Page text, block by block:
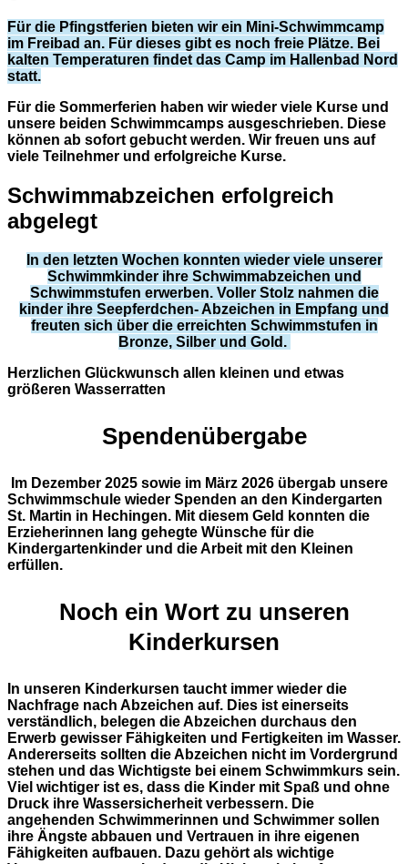
Für die Pfingstferien bieten wir ein Mini-Schwimmcamp
im Freibad an. Für dieses gibt es noch freie Plätze. Bei
kalten Temperaturen findet das Camp im Hallenbad Nord
statt.
Für die Sommerferien haben wir wieder viele Kurse und
unsere beiden Schwimmcamps ausgeschrieben. Diese
können ab sofort gebucht werden. Wir freuen uns auf
viele Teilnehmer und erfolgreiche Kurse.
Schwimmabzeichen erfolgreich
abgelegt
In den letzten Wochen konnten wieder viele unserer
Schwimmkinder ihre Schwimmabzeichen und
Schwimmstufen erwerben. Voller Stolz nahmen die
kinder ihre Seepferdchen- Abzeichen in Empfang und
freuten sich über die erreichten Schwimmstufen in
Bronze, Silber und Gold.
Herzlichen Glückwunsch allen kleinen und etwas
größeren Wasserratten
Spendenübergabe
Im Dezember 2025 sowie im März 2026 übergab unsere
Schwimmschule wieder Spenden an den Kindergarten
St. Martin in Hechingen. Mit diesem Geld konnten die
Erzieherinnen lang gehegte Wünsche für die
Kindergartenkinder und die Arbeit mit den Kleinen
erfüllen.
Noch ein Wort zu unseren
Kinderkursen
In unseren Kinderkursen taucht immer wieder die
Nachfrage nach Abzeichen auf. Dies ist einerseits
verständlich, belegen die Abzeichen durchaus den
Erwerb gewisser Fähigkeiten und Fertigkeiten im Wasser.
Andererseits sollten die Abzeichen nicht im Vordergrund
stehen und das Wichtigste bei einem Schwimmkurs sein.
Viel wichtiger ist es, dass die Kinder mit Spaß und ohne
Druck ihre Wassersicherheit verbessern. Die
angehenden Schwimmerinnen und Schwimmer sollen
ihre Ängste abbauen und Vertrauen in ihre eigenen
Fähigkeiten aufbauen. Dazu gehört als wichtige